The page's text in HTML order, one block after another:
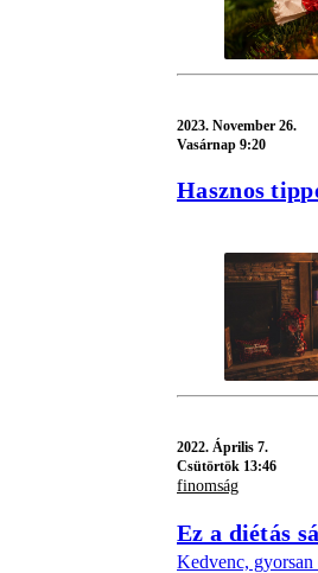
2023. November 26.
Vasárnap 9:20
Hasznos
2022. Április 7.
Csütörtök 13:46
finomság
Ez a diétás
Kedvenc,